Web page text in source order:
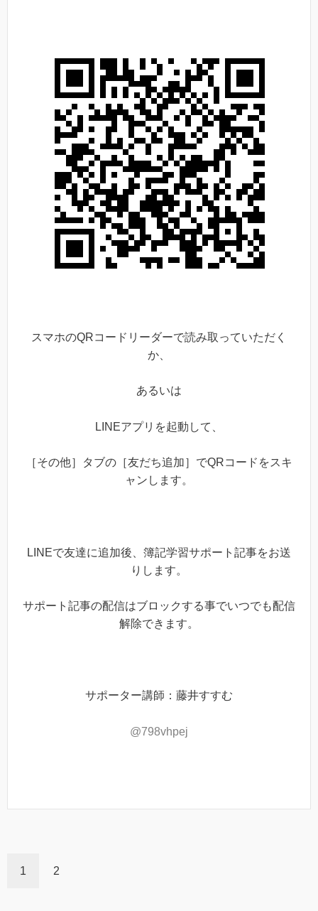
スマホのQRコードリーダーで読み取っていただく
か、
あるいは
LINEアプリを起動して、
［その他］タブの［友だち追加］でQRコードをスキ
ャンします。
LINEで友達に追加後、簿記学習サポート記事をお送
りします。
サポート記事の配信はブロックする事でいつでも配信
解除できます。
サポーター講師：藤井すすむ
@798vhpej
1 2